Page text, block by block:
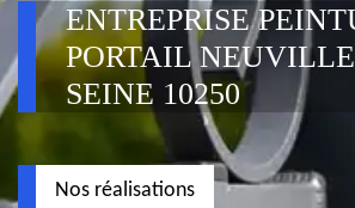
ENTREPRISE
PORTAIL
SEINE 10250
Nos réalisations